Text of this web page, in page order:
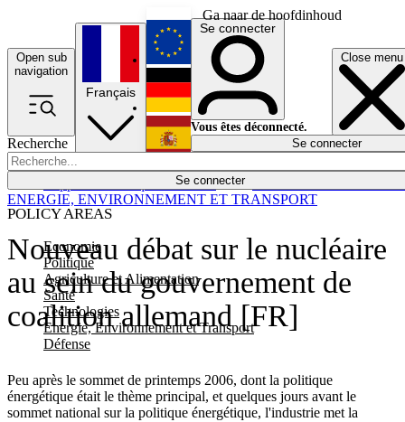
Ga naar de hoofdinhoud
Open sub
navigation
Close menu
Recherche
Se connecter
POLICY AREAS
Economie
Politique
Agriculture et Alimentation
Santé
Technologies
Energie, Environnement et Transport
Défense
Économie
Français
English
Deutsch
Español
Se connecter
Vous êtes déconnecté.
Se connecter
Nouveau débat sur le nucléaire
au sein du gouvernement de
coalition allemand [FR]
Peu après le sommet de printemps 2006, dont la politique
énergétique était le thème principal, et quelques jours avant le
sommet national sur la politique énergétique, l'industrie met la
ENERGIE, ENVIRONNEMENT ET TRANSPORT